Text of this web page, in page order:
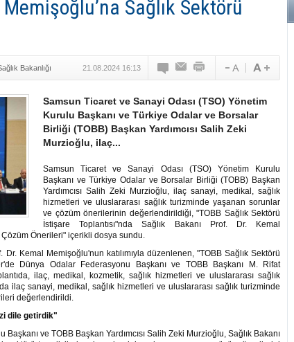
Sağlık Sektörü
Bakanlığı 21.08.2024 16:13
Samsun Ticaret ve Sanayi Odası (TSO) Yönetim
Kurulu Başkanı ve Türkiye Odalar ve Borsalar
Birliği (TOBB) Başkan Yardımcısı Salih Zeki
Murzioğlu, ilaç...
Samsun Ticaret ve Sanayi Odası (TSO) Yönetim Kurulu
Başkanı ve Türkiye Odalar ve Borsalar Birliği (TOBB) Başkan
Yardımcısı Salih Zeki Murzioğlu, ilaç sanayi, medikal, sağlık
hizmetleri ve uluslararası sağlık turizminde yaşanan sorunlar
ve çözüm önerilerinin değerlendirildiği, "TOBB Sağlık Sektörü
İstişare Toplantısı"nda Sağlık Bakanı Prof. Dr. Kemal
Önerileri" içerikli dosya sundu.
Kemal Memişoğlu'nun katılımıyla düzenlenen, "TOBB Sağlık Sektörü
Dünya Odalar Federasyonu Başkanı ve TOBB Başkanı M. Rifat
ilaç, medikal, kozmetik, sağlık hizmetleri ve uluslararası sağlık
ilaç sanayi, medikal, sağlık hizmetleri ve uluslararası sağlık turizminde
değerlendirildi.
dile getirdik"
ve TOBB Başkan Yardımcısı Salih Zeki Murzioğlu, Sağlık Bakanı